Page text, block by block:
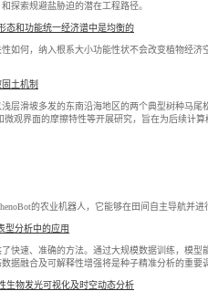
探索规避盐胁迫的潜在工程路径。
态和功能统一经济谱中是均衡的
如何，纳入根系大小功能性状不会改变植物经
土机制
滑坡多发的东南沿海地区的两个典型树种马尾
观界面的摩擦特性等开展研究，旨在为后续计
的农业机器人，它能够在田间自主导航并
型分析中的应用
快速、准确的方法。通过大规模数据训练，模
据融合及可解释性增强将是种子精准分析的重要
生物发光可视化及时空动态分析